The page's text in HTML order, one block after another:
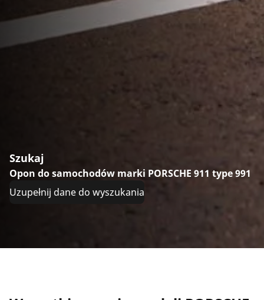
Szukaj
Opon do samochodów marki PORSCHE 911 type 991
Uzupełnij dane do wyszukania